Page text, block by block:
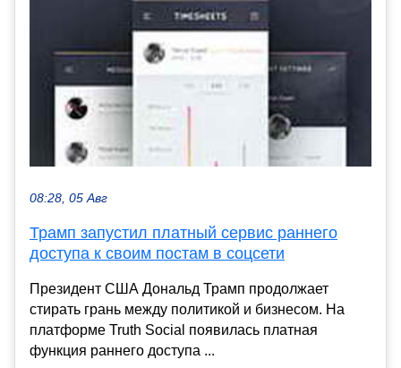
08:28, 05 Авг
Трамп запустил платный сервис раннего
доступа к своим постам в соцсети
Президент США Дональд Трамп продолжает
стирать грань между политикой и бизнесом. На
платформе Truth Social появилась платная
функция раннего доступа ...